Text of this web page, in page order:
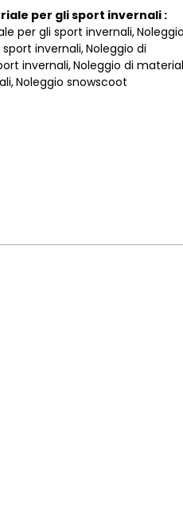
per gli sport invernali:
per gli sport invernali Noleggio
invernali Noleggio di
invernali Noleggio di
Noleggio snowscoot